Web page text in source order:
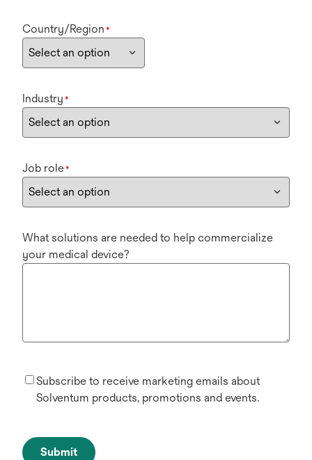
Country/Region *
Industry *
Job role*
What solutions are needed to help commercialize
your medical device?
Subscribe to receive marketing emails about
Solventum products, promotions and events.
Submit